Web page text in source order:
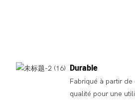
Durable
Fabriqué à partir
qualité pour une